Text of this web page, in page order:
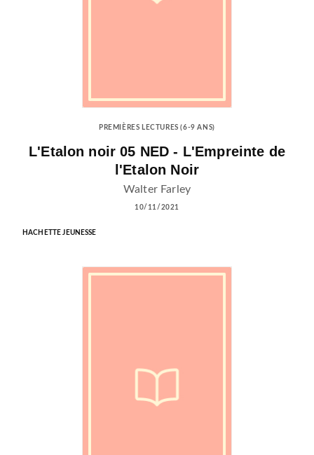
PREMIÈRES LECTURES (6-9 ANS)
L'Etalon noir 05 NED - L'Empreinte de
l'Etalon Noir
Walter Farley
10/11/2021
HACHETTE JEUNESSE